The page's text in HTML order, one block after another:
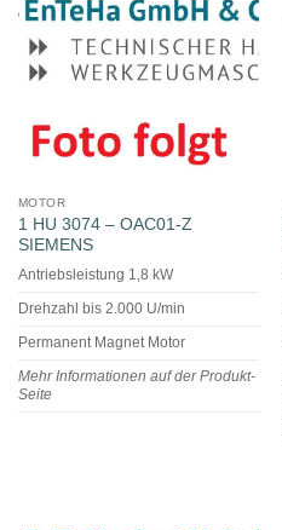
MOTOR
1 HU 3074 – OAC01-Z
SIEMENS
Antriebsleistung 1,8 kW
Drehzahl bis 2.000 U/min
Permanent Magnet Motor
Mehr Informationen auf der Produkt-
Seite